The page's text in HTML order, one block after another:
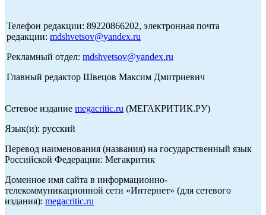
Телефон редакции: 89220866202, электронная почта
редакции: mdshvetsov@yandex.ru
Рекламный отдел: mdshvetsov@yandex.ru
Главный редактор Швецов Максим Дмитриевич
Сетевое издание megacritic.ru (МЕГАКРИТИК.РУ)
Язык(и): русский
Перевод наименования (названия) на государственный язык
Российской Федерации: Мегакритик
Доменное имя сайта в информационно-
телекоммуникационной сети «Интернет» (для сетевого
издания): megacritic.ru